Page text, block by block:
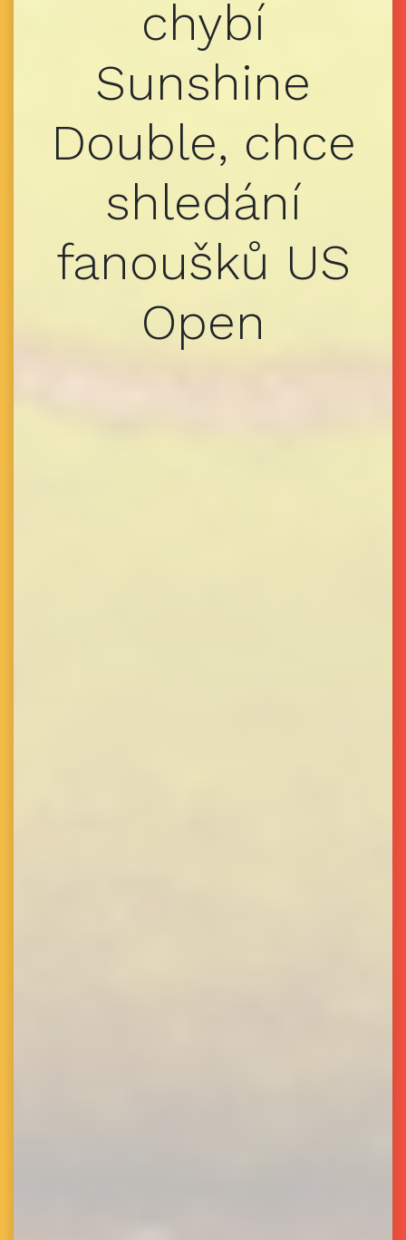
chybí
Sunshine
Double, chce
shledání
fanoušků US
Open